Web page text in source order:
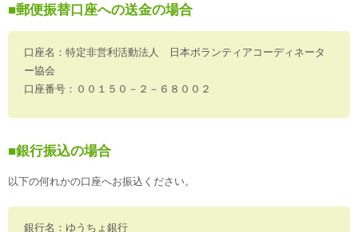
■郵便振替口座への送金の場合
口座名：特定非営利活動法人 日本ボランティアコーディネータ
ー協会
口座番号：００１５０－２－６８００２
■銀行振込の場合
以下の何れかの口座へお振込ください。
銀行名：ゆうちょ銀行